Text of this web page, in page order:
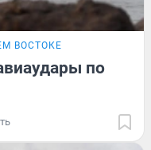
ВОСТОКЕ
по